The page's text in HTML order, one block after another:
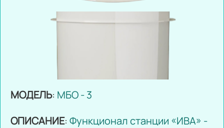
МОДЕЛЬ: МБО - 3
ОПИСАНИЕ: Функционал станции «ИВА» -